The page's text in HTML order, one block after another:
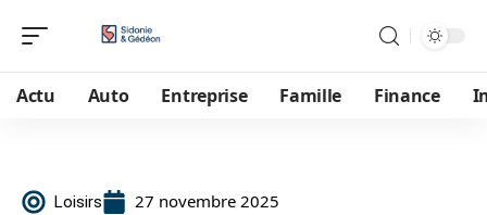
Actu Auto Entreprise Famille Finance
Loisirs 27 novembre 2025